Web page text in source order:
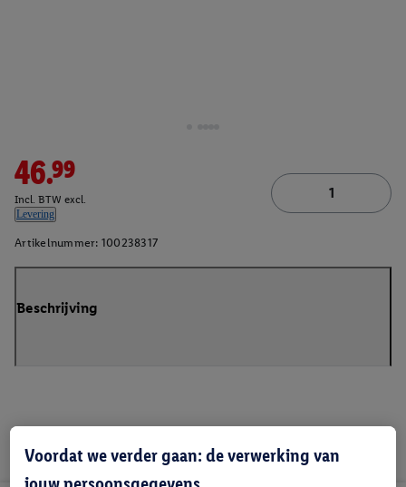
46.99
Incl. BTW excl.
Levering
Artikelnummer: 100238317
Beschrijving
Voordat we verder gaan: de verwerking van
jouw persoonsgegevens